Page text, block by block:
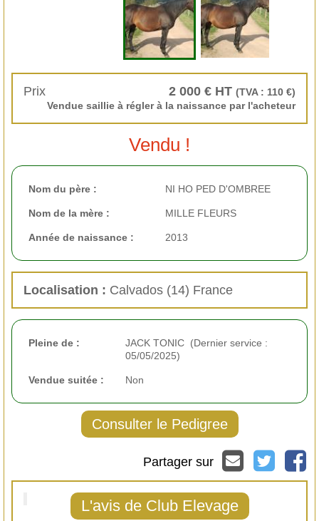
Prix 2 000 € HT (TVA : 110 €)
Vendue saillie à régler à la naissance par l'acheteur
Vendu !
Nom du père : NI HO PED D'OMBREE
Nom de la mère : MILLE FLEURS
Année de naissance : 2013
Localisation : Calvados (14) France
Pleine de :
JACK TONIC (Dernier service :
05/05/2025)
Vendue suitée : Non
Consulter le Pedigree
Partager sur
L'avis de Club Elevage